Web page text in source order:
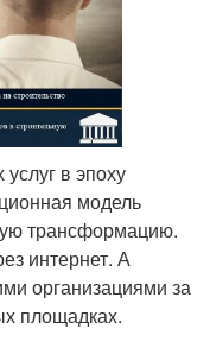
в эпоху
модель
трансформацию.
интернет. А
организациями за
площадках.